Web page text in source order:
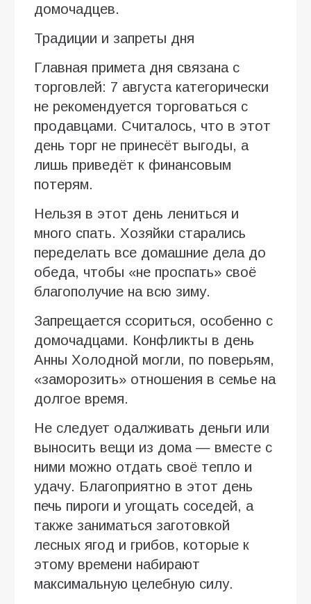
домочадцев.
Традиции и запреты дня
Главная примета дня связана с
торговлей: 7 августа категорически
не рекомендуется торговаться с
продавцами. Считалось, что в этот
день торг не принесёт выгоды, а
лишь приведёт к финансовым
потерям.
Нельзя в этот день лениться и
много спать. Хозяйки старались
переделать все домашние дела до
обеда, чтобы «не проспать» своё
благополучие на всю зиму.
Запрещается ссориться, особенно с
домочадцами. Конфликты в день
Анны Холодной могли, по поверьям,
«заморозить» отношения в семье на
долгое время.
Не следует одалживать деньги или
выносить вещи из дома — вместе с
ними можно отдать своё тепло и
удачу. Благоприятно в этот день
печь пироги и угощать соседей, а
также заниматься заготовкой
лесных ягод и грибов, которые к
этому времени набирают
максимальную целебную силу.